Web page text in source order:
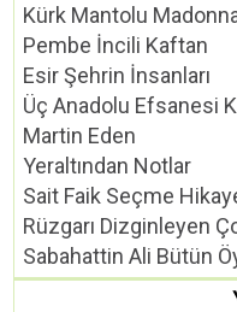
Kürk Mantolu
Pembe İncili Kaftan
Esir Şehrin İnsanları
Üç Anadolu Efsanesi
Martin Eden
Yeraltından Notlar
Sait Faik Seçme
Rüzgarı Dizginleyen
Sabahattin Ali Bütün